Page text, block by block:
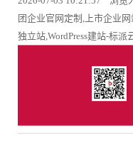
团企业官网定制,上市企业
独立站,WordPress建站-标派